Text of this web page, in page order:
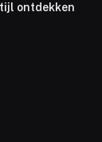
ontdekken